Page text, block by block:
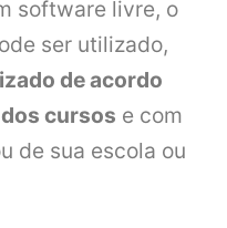
software livre, o
ser utilizado,
de acordo
cursos e com
de sua escola ou